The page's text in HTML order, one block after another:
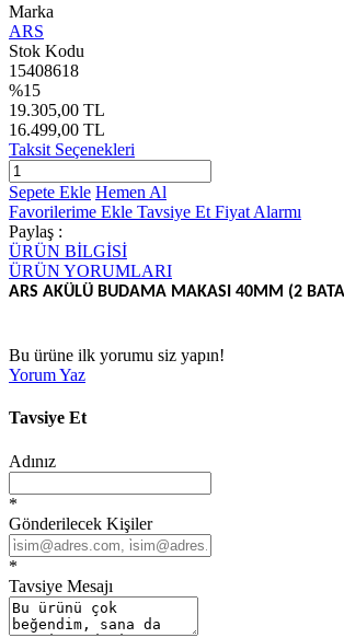
Marka
ARS
Stok Kodu
15408618
%15
19.305,00 TL
16.499,00 TL
Taksit Seçenekleri
Sepete Ekle Hemen Al
Favorilerime Ekle Tavsiye Et Fiyat Alarmı
Paylaş :
ÜRÜN BİLGİSİ
ÜRÜN YORUMLARI
ARS AKÜLÜ BUDAMA MAKASI 40MM (2
Bu ürüne ilk yorumu siz yapın!
Yorum Yaz
Tavsiye Et
Adınız
*
Gönderilecek Kişiler
*
Tavsiye Mesajı